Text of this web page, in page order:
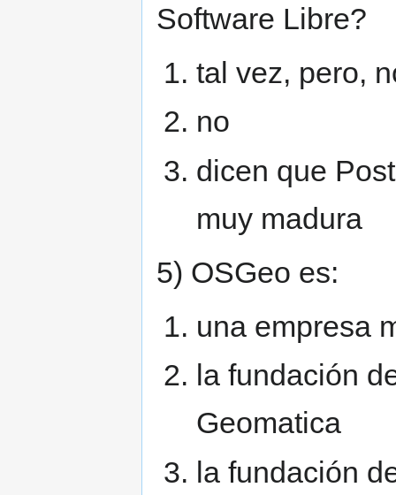
Software Libre?
tal vez, pero,
no
dicen que
muy madura
5) OSGeo es:
una empresa
la fundación
Geomatica
la fundación